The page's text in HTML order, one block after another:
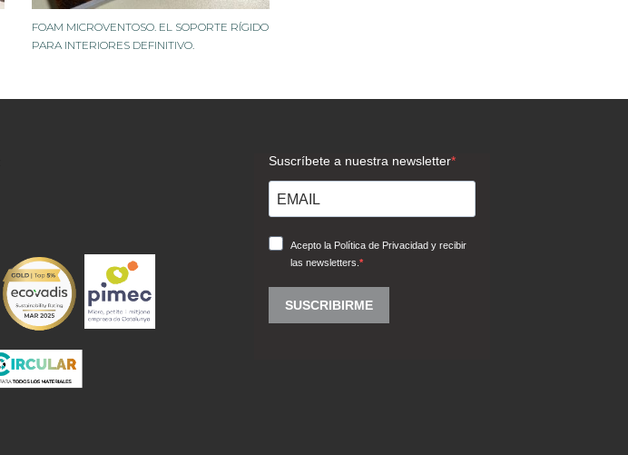
FOAM MICROVENTOSO. EL SOPORTE RÍGIDO
PARA INTERIORES DEFINITIVO.